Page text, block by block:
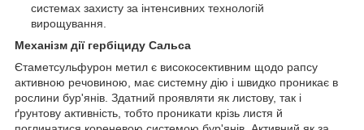
системах захисту за інтенсивних технологій
вирощування.
Механізм дії гербіциду Сальса
Єтаметсульфурон метил є високосективним щодо рапсу
активною речовиною, має системну дію і швидко проникає в
рослини бур'янів. Здатний проявляти як листову, так і
ґрунтову активність, тобто проникати крізь листя й